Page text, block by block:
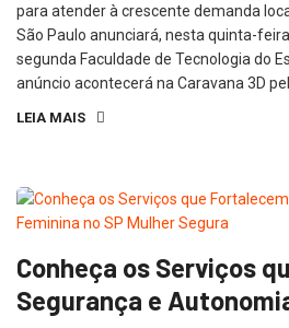
para atender à crescente demanda
São Paulo anunciará, nesta quinta-
segunda Faculdade de Tecnologia do
anúncio acontecerá na Caravana 3D
LEIA MAIS
Conheça os Serviços
Segurança e